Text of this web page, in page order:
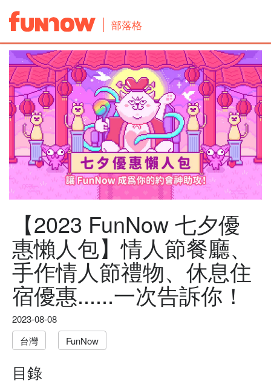
部落格
【2023 FunNow 七夕優
惠懶人包】情人節餐廳、
手作情人節禮物、休息住
宿優惠......一次告訴你！
2023-08-08
台灣
FunNow
目錄